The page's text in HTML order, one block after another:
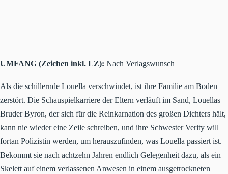
UMFANG (Zeichen inkl. LZ): Nach Verlagswunsch
Als die schillernde Louella verschwindet, ist ihre Familie am Boden
zerstört. Die Schauspielkarriere der Eltern verläuft im Sand, Louellas
Bruder Byron, der sich für die Reinkarnation des großen Dichters hält,
kann nie wieder eine Zeile schreiben, und ihre Schwester Verity will
fortan Polizistin werden, um herauszufinden, was Louella passiert ist.
Bekommt sie nach achtzehn Jahren endlich Gelegenheit dazu, als ein
Skelett auf einem verlassenen Anwesen in einem ausgetrockneten